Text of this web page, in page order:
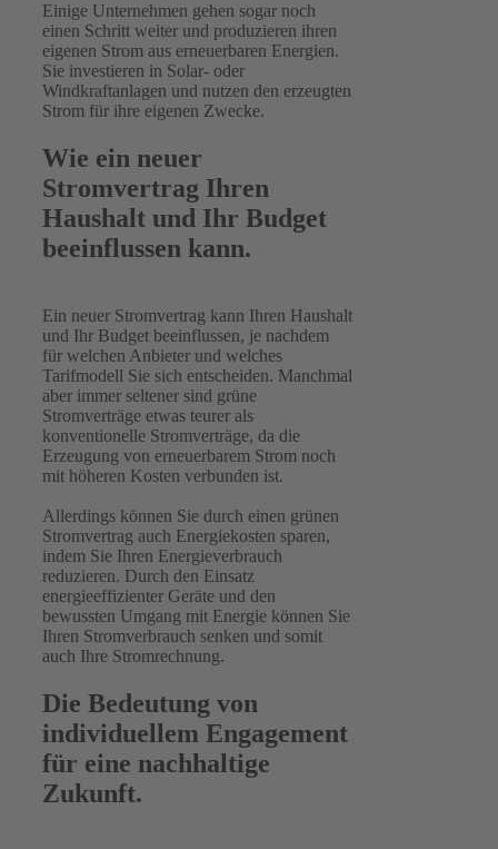
Einige Unternehmen gehen sogar noch
einen Schritt weiter und produzieren ihren
eigenen Strom aus erneuerbaren Energien.
Sie investieren in Solar- oder
Windkraftanlagen und nutzen den erzeugten
Strom für ihre eigenen Zwecke.
Wie ein neuer
Stromvertrag Ihren
Haushalt und Ihr Budget
beeinflussen kann.
Ein neuer Stromvertrag kann Ihren Haushalt
und Ihr Budget beeinflussen, je nachdem
für welchen Anbieter und welches
Tarifmodell Sie sich entscheiden. Manchmal
aber immer seltener sind grüne
Stromverträge etwas teurer als
konventionelle Stromverträge, da die
Erzeugung von erneuerbarem Strom noch
mit höheren Kosten verbunden ist.
Allerdings können Sie durch einen grünen
Stromvertrag auch Energiekosten sparen,
indem Sie Ihren Energieverbrauch
reduzieren. Durch den Einsatz
energieeffizienter Geräte und den
bewussten Umgang mit Energie können Sie
Ihren Stromverbrauch senken und somit
auch Ihre Stromrechnung.
Die Bedeutung von
individuellem Engagement
für eine nachhaltige
Zukunft.